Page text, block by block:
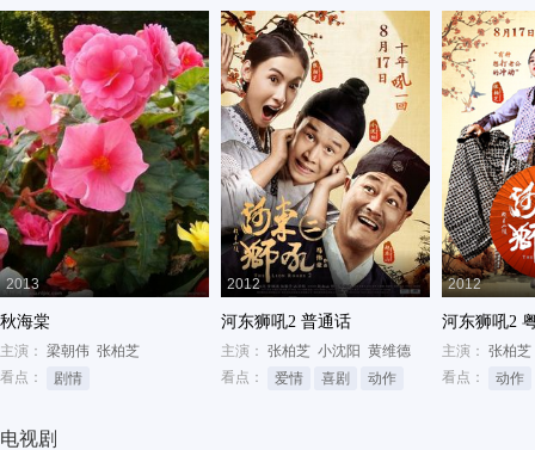
2013
秋海棠
主演： 梁朝伟 张柏芝
看点：
剧情
2012
河东狮吼2 普通话
主演： 张柏芝 小沈阳 黄维德
看点：
爱情 喜剧 动作
2012
河东狮吼2
主演： 张柏芝
看点：
动作
电视剧